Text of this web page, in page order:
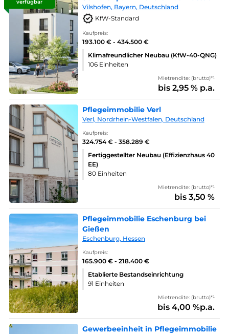
verfügbar
Vilshofen, Bayern, Deutschland
KfW-Standard
Kaufpreis:
193.100 € - 434.500 €
Klimafreundlicher Neubau (KfW-40-QNG)
106 Einheiten
Mietrendite: (brutto)*¹
bis 2,95 % p.a.
Pflegeimmobilie Verl
Verl, Nordrhein-Westfalen, Deutschland
Kaufpreis:
324.754 € - 358.289 €
Fertiggestellter Neubau (Effizienzhaus 40
EE)
80 Einheiten
Mietrendite: (brutto)*¹
bis 3,50 %
Pflegeimmobilie Eschenburg bei
Gießen
Eschenburg, Hessen
Kaufpreis:
165.900 € - 218.400 €
Etablierte Bestandseinrichtung
91 Einheiten
Mietrendite: (brutto)*¹
bis 4,00 %p.a.
Gewerbeeinheit in Pflegeimmobilie